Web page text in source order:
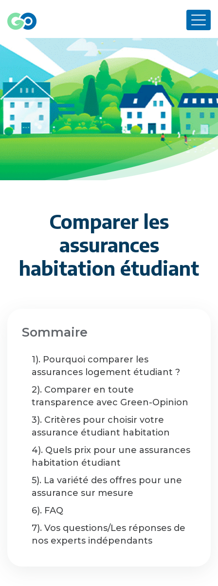
Comparer les
assurances
habitation étudiant
Sommaire
1). Pourquoi comparer les
assurances logement étudiant ?
2). Comparer en toute
transparence avec Green-Opinion
3). Critères pour choisir votre
assurance étudiant habitation
4). Quels prix pour une assurances
habitation étudiant
5). La variété des offres pour une
assurance sur mesure
6). FAQ
7). Vos questions/Les réponses de
nos experts indépendants